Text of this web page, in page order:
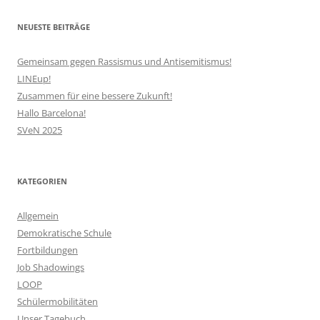
NEUESTE BEITRÄGE
Gemeinsam gegen Rassismus und Antisemitismus!
LINEup!
Zusammen für eine bessere Zukunft!
Hallo Barcelona!
SVeN 2025
KATEGORIEN
Allgemein
Demokratische Schule
Fortbildungen
Job Shadowings
LOOP
Schülermobilitäten